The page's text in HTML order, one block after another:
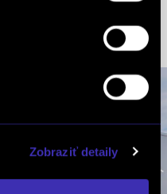
Zobraziť detaily